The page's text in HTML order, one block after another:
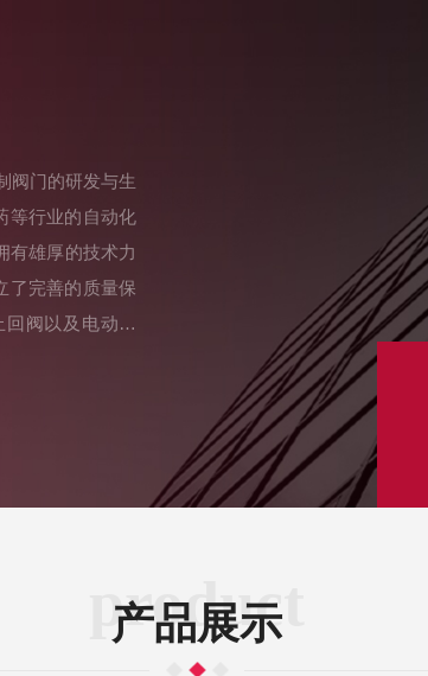
阀门的研发与生
等行业的自动化
有雄厚的技术力
了完善的质量保
阀以及电动球
到设计、制作
，以专业的技
念，追求卓越，
与您携手共创
product
产品展示